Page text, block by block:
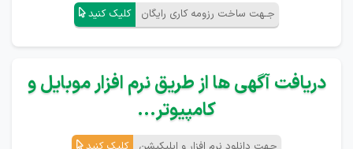
جـهت ساخت رزومه کاری رایگان کلیک کنید
دریافت آگهی ها از طریق نرم افزار موبایل و
کامپیوتر...